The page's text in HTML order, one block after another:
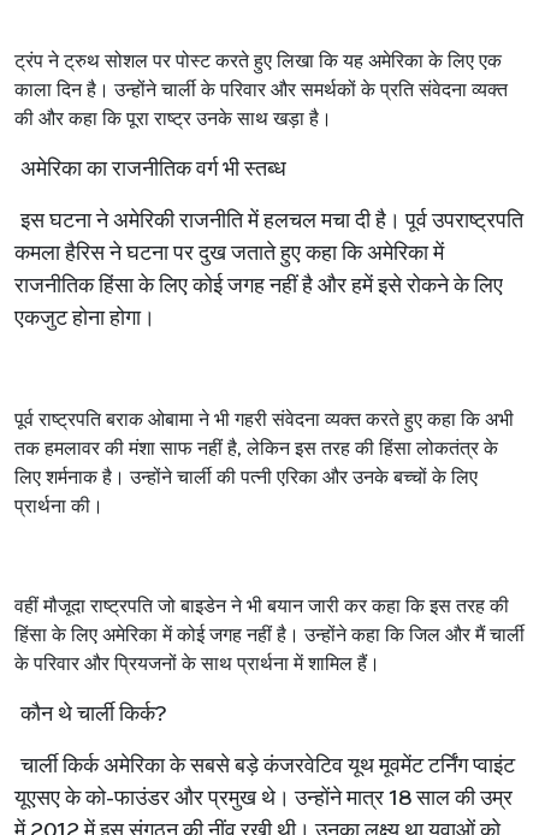
ट्रंपनेट्रुथसोशलपरपोस्टकरतेहुएलिखाकियहअमेरिकाकेलिएएक
कालादिनहै। उन्होंनेचार्लीकेपरिवारऔरसमर्थकोंकेप्रतिसंवेदनाव्यक्त
कीऔरकहाकिपूराराष्ट्रउनकेसाथखड़ाहै।
अमेरिकाकाराजनीतिकवर्गभीस्तब्ध
इसघटनानेअमेरिकीराजनीतिमेंहलचलमचादीहै। पूर्वउपराष्ट्रपति
कमलाहैरिसनेघटनापरदुखजतातेहुएकहाकिअमेरिकामें
राजनीतिकहिंसाकेलिएकोईजगहनहींहैऔरहमेंइसेरोकनेकेलिए
एकजुटहोनाहोगा।
पूर्वराष्ट्रपतिबराकओबामानेभीगहरीसंवेदनाव्यक्तकरतेहुएकहाकिअभी
तकहमलावरकीमंशासाफनहींहै,लेकिनइसतरहकीहिंसालोकतंत्रके
लिएशर्मनाकहै। उन्होंनेचार्लीकीपत्नीएरिकाऔरउनकेबच्चोंकेलिए
प्रार्थनाकी।
वहींमौजूदाराष्ट्रपतिजोबाइडेननेभीबयानजारीकरकहाकिइसतरहकी
हिंसाकेलिएअमेरिकामेंकोईजगहनहींहै। उन्होंनेकहाकिजिलऔरमैंचार्ली
केपरिवारऔरप्रियजनोंकेसाथप्रार्थनामेंशामिलहैं।
कौनथेचार्लीकिर्क?
चार्लीकिर्कअमेरिकाकेसबसेबड़ेकंजरवेटिवयूथमूवमेंटटर्निंगप्वाइंट
यूएसएकेको-फाउंडरऔरप्रमुखथे। उन्होंनेमात्र18सालकीउम्र